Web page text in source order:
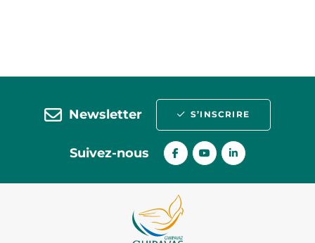
Newsletter S’INSCRIRE
Suivez-nous